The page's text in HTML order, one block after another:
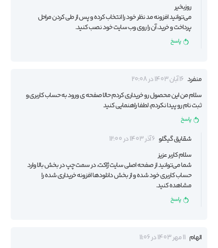
روزبخیر
می‌توانید افزونه مد نظر خود را انتخاب کرده و پس از طی کردن مراحل
پرداخت و خرید، آن را روی وب سایت خود نصب کنید.
پاسخ
منفرد 16 آبان 1403 در 20:08
سلام من این محصول رو خریداری کردم حالا صفحه ی ورود به حساب کاربری و
ثبت نام رو پیدا نکردم، لطفا راهنمایی کنید
پاسخ
شقایق گیگلو 6 آذر 1403 در 12:00
سلام کاربر عزیز
شما می‌توانید از صفحه اصلی سایت ژاکت، در سمت چپ در بخش بالا وارد
حساب کاربری خود شده و از بخش دانلودها افزونه خریداری شده را
مشاهده کنید.
پاسخ
الهام 11 مهر 1403 در 11:06